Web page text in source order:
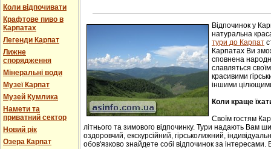
Коли відпочивати
Крафтове пиво в
Карпатах
Легенди Карпат
Лижне
спорядження
Мінеральні води
Музеї Карпат
Музей Кумлика
Намети та
приватний сектор
Новий рік
Озера Карпат
Лічільник відвідувачів
Відпочинок у
натуральна
тури до Карпат
Карпатах Ви
сповнена
славляться
красивими
іншими
Коли краще
Своїм гостям
літнього та зимового відпочинку. Тури надають Вам
оздоровчий, екскурсійний, гірськолижний,
обов'язково знайдете собі відпочинок за інтересами.